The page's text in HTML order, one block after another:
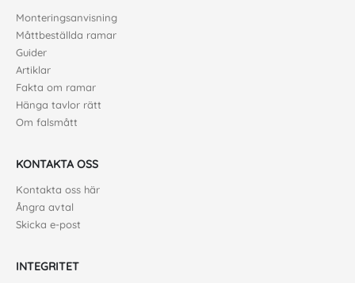
Monteringsanvisning
Måttbeställda ramar
Guider
Artiklar
Fakta om ramar
Hänga tavlor rätt
Om falsmått
KONTAKTA OSS
Kontakta oss här
Ångra avtal
Skicka e-post
INTEGRITET